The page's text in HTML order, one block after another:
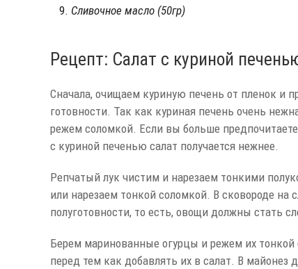
Сливочное масло (50гр)
Рецепт: Салат с куриной
Сначала, очищаем куриную печень от пленок и
готовности. Так как куриная печень очень
режем соломкой. Если вы больше
с куриной печенью салат получается нежнее.
Репчатый лук чистим и нарезаем тонкими
или нарезаем тонкой соломкой. В сковороде
полуготовности, то есть, овощи должны стать
Берем маринованные огурцы и режем их
перед тем как добавлять их в салат. В